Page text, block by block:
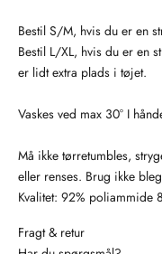
Bestil S/M, hvis du er en
Bestil L/XL, hvis du er en
er lidt extra plads i tøjet.
Vaskes ved max 30° I
Må ikke tørretumbles,
eller renses. Brug ikke
Kvalitet: 92% poliammide
Fragt & retur